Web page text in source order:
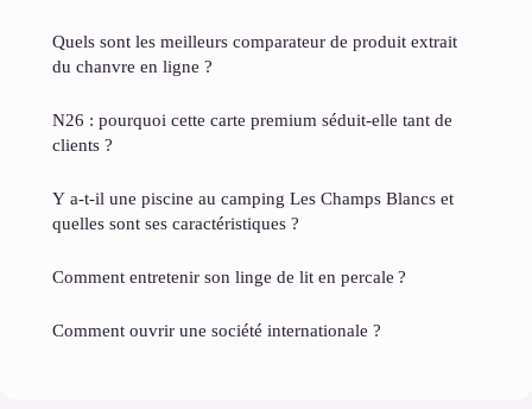
Quels sont les meilleurs comparateur de produit extrait
du chanvre en ligne ?
N26 : pourquoi cette carte premium séduit-elle tant de
clients ?
Y a-t-il une piscine au camping Les Champs Blancs et
quelles sont ses caractéristiques ?
Comment entretenir son linge de lit en percale ?
Comment ouvrir une société internationale ?